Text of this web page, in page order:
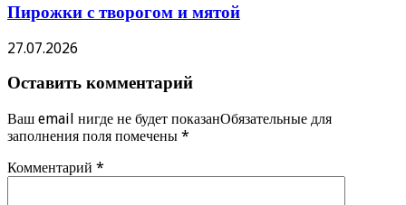
Пирожки с творогом и мятой
27.07.2026
Оставить комментарий
Ваш email нигде не будет показанОбязательные для
заполнения поля помечены *
Комментарий *